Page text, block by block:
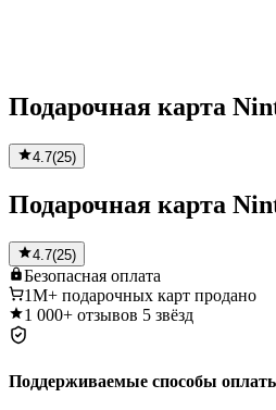
Подарочная карта
4.7(25)
Подарочная карта
4.7(25)
Безопасная оплата
1M+ подарочных карт продано
1 000+ отзывов 5 звёзд
Поддерживаемые способы